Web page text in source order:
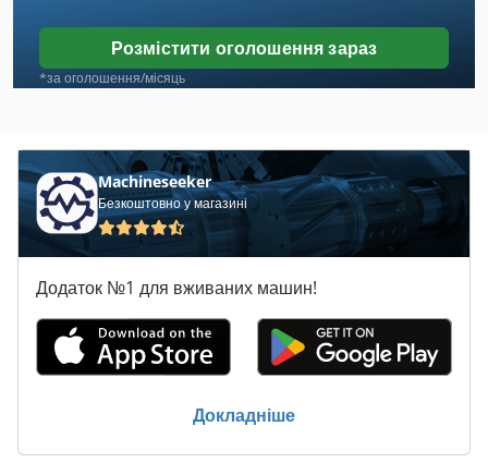
Lutz
Raskin Rt 85
Technica
Veb Rochlitz Ddr Gisag
Voest Da
Wenzel Lh
Довгий Товарів Зі Складу
Розмістити оголошення зараз
*за оголошення/місяць
Machineseeker
Безкоштовно у магазині
Додаток №1 для вживаних машин!
Докладніше